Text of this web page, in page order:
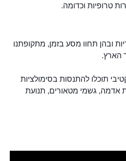
טרופיות וכדומה.
המוזיאון יש 11 גלריות ובהן תחוו מסע בזמן, מתקופתנו
הארץ.
תוכלו להתנסות בסימולציות
אדמה, גשמי מטאורים, תנועת